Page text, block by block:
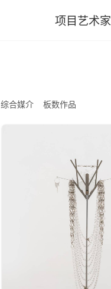
项目 艺术家
综合媒介 板数作品